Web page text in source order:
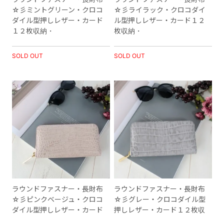
☆彡ミントグリーン・クロコ
ダイル型押しレザー・カード
１２枚収納・
SOLD OUT
☆彡ライラック・クロコダイ
ル型押しレザー・カード１２
枚収納・
SOLD OUT
ラウンドファスナー・長財布
☆彡ピンクベージュ・クロコ
ダイル型押しレザー・カード
ラウンドファスナー・長財布
☆彡グレー・クロコダイル型
押しレザー・カード１２枚収